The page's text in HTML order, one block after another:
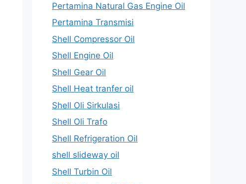
Pertamina Natural Gas Engine Oil
Pertamina Transmisi
Shell Compressor Oil
Shell Engine Oil
Shell Gear Oil
Shell Heat tranfer oil
Shell Oli Sirkulasi
Shell Oli Trafo
Shell Refrigeration Oil
shell slideway oil
Shell Turbin Oil